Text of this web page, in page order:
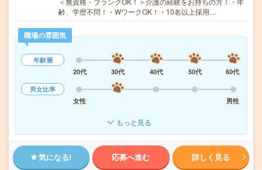
齢、学歴不問！・WワークOK！・10名以上採用…
職場の雰囲気
年齢層
20代
30代 40代 50代
60代
男女比率
女性
男性
もっと見る
気になる! 応募へ進む 詳しく見る